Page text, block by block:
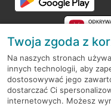
RODO
Regulamin serwisu
Twoja zgoda z
Na naszych stronach
innych technologii, aby
dostosowywać jego
dostarczać Ci
internetowych. Możesz